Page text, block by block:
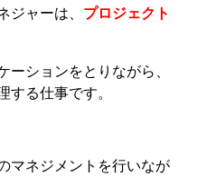
ジャーは、 プロジェクト
ーションをとりながら、
する仕事です。
マネジメントを行いなが